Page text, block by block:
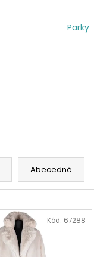
Parky
Abecedně
Kód: 67288